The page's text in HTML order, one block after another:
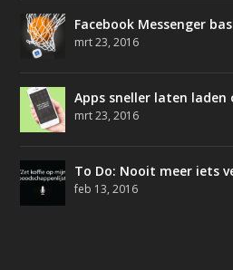
Facebook Messenger
mrt 23, 2016
Apps sneller laten laden
mrt 23, 2016
To Do: Nooit meer iets
feb 13, 2016